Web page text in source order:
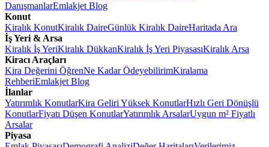
DanışmanlarEmlakjet Blog
Konut
Kiralık KonutKiralık DaireGünlük Kiralık DaireHaritada Ara
İş Yeri & Arsa
Kiralık İş YeriKiralık DükkanKiralık İş Yeri PiyasasıKiralık Arsa
Kiracı Araçları
Kira Değerini ÖğrenNe Kadar ÖdeyebilirimKiralama
RehberiEmlakjet Blog
İlanlar
Yatırımlık KonutlarKira Geliri Yüksek KonutlarHızlı Geri Dönüşlü
KonutlarFiyatı Düşen KonutlarYatırımlık ArsalarUygun m² Fiyatlı
Arsalar
Piyasa